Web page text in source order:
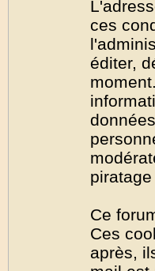
ces
éditer,
Ce
Ces
après,